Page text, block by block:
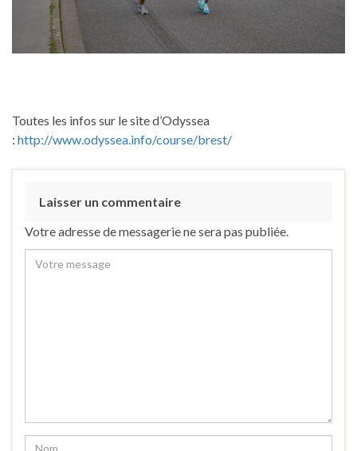
Toutes les infos sur le site d’Odyssea
: http://www.odyssea.info/course/brest/
Laisser un commentaire
Votre adresse de messagerie ne sera pas publiée.